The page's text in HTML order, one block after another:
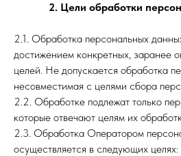
2. Цели обработки
2.1. Обработка персональных
достижением конкретных, заранее
целей. Не допускается обработка
несовместимая с целями сбора
2.2. Обработке подлежат только
которые отвечают целям их
2.3. Обработка Оператором
осуществляется в следующих целях: